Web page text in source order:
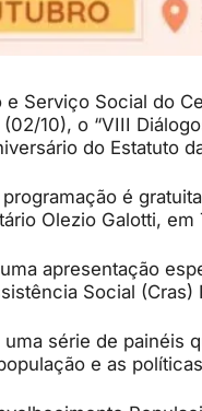
Serviço Social do
10), o “VIII
do Estatuto
é
Olezio Galotti,
apresentação
Social
série de painéis
e as